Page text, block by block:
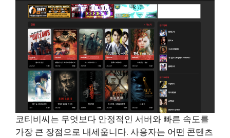
코티비씨는 무엇보다 안정적인 서버와 빠른 속도를
가장 큰 장점으로 내세웁니다. 사용자는 어떤 콘텐츠